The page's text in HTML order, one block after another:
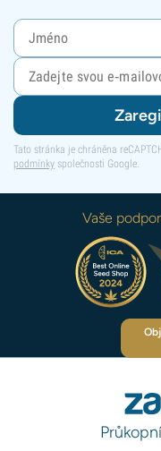
Tato stránka je chráněna
podmínky společnosti Google.
Vaše